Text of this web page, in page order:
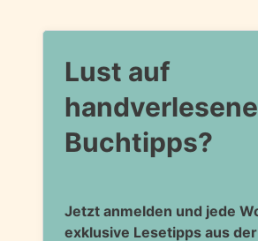
Lust auf
handverlesene
Buchtipps?